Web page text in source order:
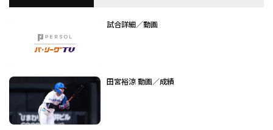
試合詳細／動画
田宮裕涼 動画／成績